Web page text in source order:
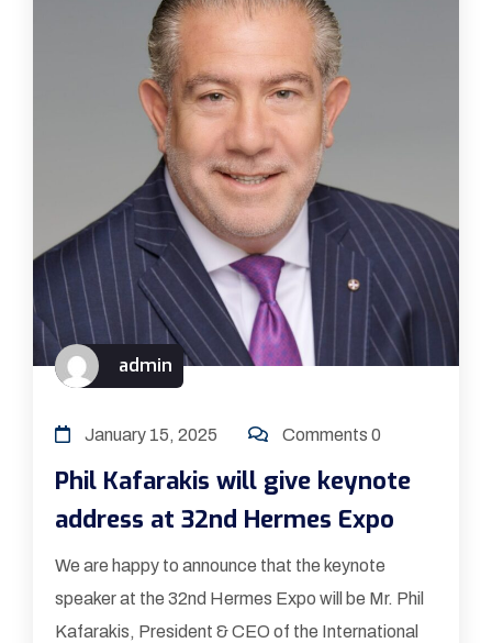
admin
January 15, 2025 Comments 0
Phil Kafarakis will give keynote
address at 32nd Hermes Expo
We are happy to announce that the keynote
speaker at the 32nd Hermes Expo will be Mr. Phil
Kafarakis, President & CEO of the International